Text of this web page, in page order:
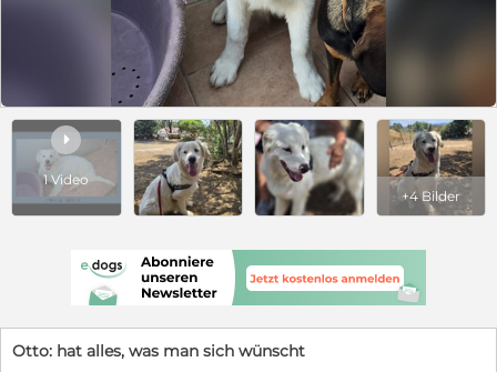

1 Video
+4 Bilder
Otto: hat alles, was man sich wünscht